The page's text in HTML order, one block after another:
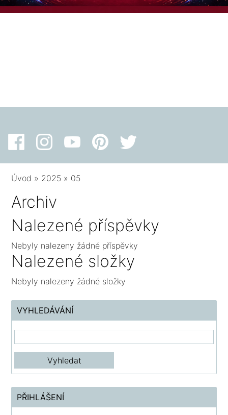
Úvod » 2025 » 05
Archiv
Nalezené příspěvky
Nebyly nalezeny žádné příspěvky
Nalezené složky
Nebyly nalezeny žádné složky
VYHLEDÁVÁNÍ
PŘIHLÁŠENÍ